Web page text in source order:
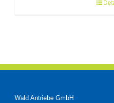
Wald Antriebe GmbH